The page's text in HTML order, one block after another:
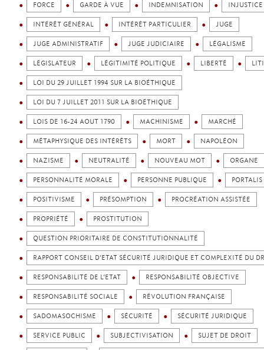
FORCE GARDE À VUE INDEMNISATION INJUSTICE
INTÉRÊT GÉNÉRAL INTÉRÊT PARTICULIER JUGE
JUGE ADMINISTRATIF JUGE JUDICIAIRE LÉGALISME
LÉGISLATEUR LÉGITIMITÉ POLITIQUE LIBERTÉ
LOI DU 29 JUILLET 1994 SUR LA BIOÉTHIQUE
LOI DU 7 JUILLET 2011 SUR LA BIOÉTHIQUE
LOIS DE 16-24 AOUT 1790 MACHINISME MARCHÉ
MÉTAPHYSIQUE DES INTÉRÊTS MORT NAPOLÉON
NAZISME NEUTRALITÉ NOUVEAU MOT ORGANE
PERSONNALITÉ MORALE PERSONNE PUBLIQUE PORTALIS
POSITIVISME PRÉSOMPTION PROCRÉATION ASSISTÉE
PROPRIÉTÉ PROSTITUTION
QUESTION PRIORITAIRE DE CONSTITUTIONNALITÉ
RAPPORT CONSEIL D’ETAT SÉCURITÉ JURIDIQUE ET COMPLEXITÉ DU
RESPONSABILITÉ DE L’ETAT RESPONSABILITÉ OBJECTIVE
RESPONSABILITÉ SOCIALE RÉVOLUTION FRANÇAISE
SADOMASOCHISME SÉCURITÉ SÉCURITÉ JURIDIQUE
SERVICE PUBLIC SUBJECTIVISATION SUJET DE DROIT